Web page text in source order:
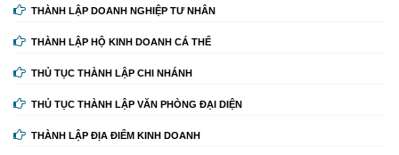
THÀNH LẬP DOANH NGHIỆP TƯ NHÂN
THÀNH LẬP HỘ KINH DOANH CÁ THỂ
THỦ TỤC THÀNH LẬP CHI NHÁNH
THỦ TỤC THÀNH LẬP VĂN PHÒNG ĐẠI DIỆN
THÀNH LẬP ĐỊA ĐIỂM KINH DOANH